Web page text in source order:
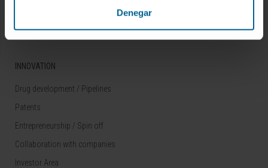
Denegar
INNOVATION
Drug development / Pipelines
Patents
Entrepreneurship / Spin off
Collaboration with companies
Investor Area